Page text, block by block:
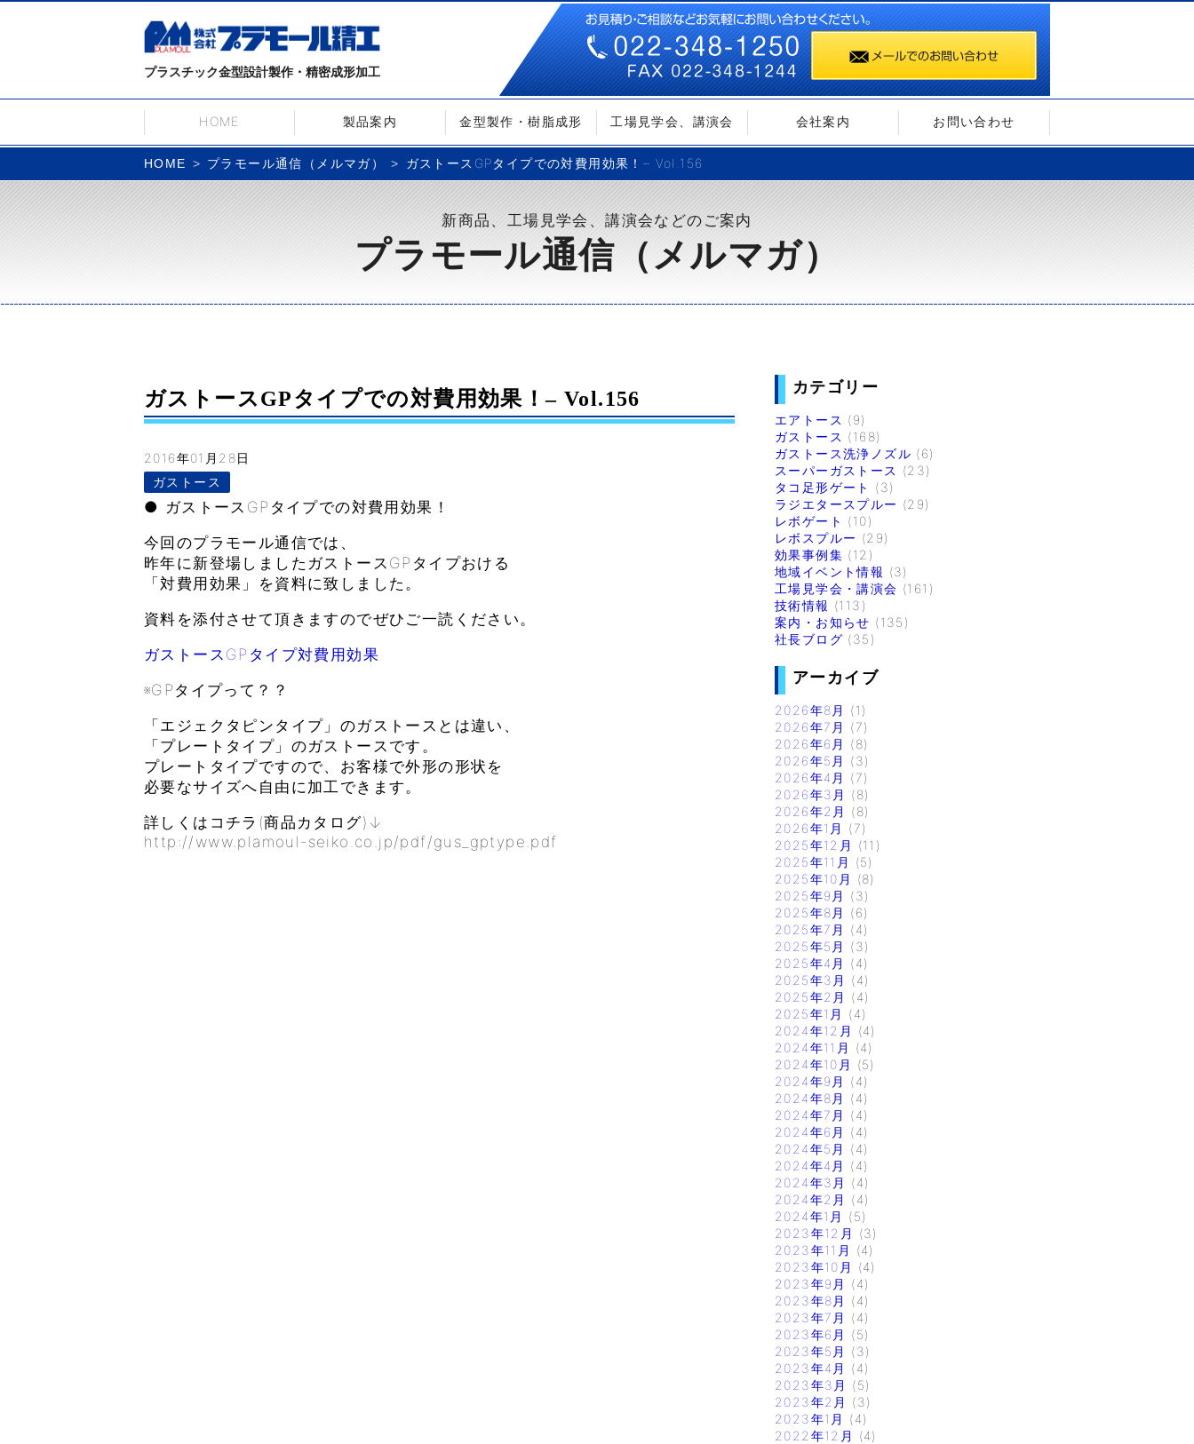
プラスチック金型設計製作・精密成形加工
HOME 製品案内 金型製作・樹脂成形 工場見学会、講演会 会社案内 お問い合わせ
HOME プラモール通信（メルマガ） ガストースGPタイプでの対費用効果！– Vol.156
新商品、工場見学会、講演会などのご案内
プラモール通信（メルマガ）
ガストースGPタイプでの対費用効果！– Vol.156
2016年01月28日
ガストース
● ガストースGPタイプでの対費用効果！
今回のプラモール通信では、
昨年に新登場しましたガストースGPタイプおける
「対費用効果」を資料に致しました。
資料を添付させて頂きますのでぜひご一読ください。
ガストースGPタイプ対費用効果
※GPタイプって？？
「エジェクタピンタイプ」のガストースとは違い、
「プレートタイプ」のガストースです。
プレートタイプですので、お客様で外形の形状を
必要なサイズへ自由に加工できます。
詳しくはコチラ(商品カタログ)↓
http://www.plamoul-seiko.co.jp/pdf/gus_gptype.pdf
カテゴリー
エアトース (9)
ガストース (168)
ガストース洗浄ノズル (6)
スーパーガストース (23)
タコ足形ゲート
(3)
ラジエタースプルー (29)
レボゲート (10)
レボスプルー (29)
効果事例集 (12)
地域イベント情報 (3)
工場見学会・講演会 (161)
技術情報 (113)
案内・お知らせ (135)
社長ブログ (35)
アーカイブ
2026年8月
(1)
2026年7月
(7)
2026年6月
(8)
2026年5月
(3)
2026年4月
(7)
2026年3月
(8)
2026年2月
(8)
2026年1月
(7)
2025年12月
(11)
2025年11月
(5)
2025年10月
(8)
2025年9月
(3)
2025年8月
(6)
2025年7月
(4)
2025年5月
(3)
2025年4月
(4)
2025年3月
(4)
2025年2月
(4)
2025年1月
(4)
2024年12月
(4)
2024年11月
(4)
2024年10月
(5)
2024年9月
(4)
2024年8月
(4)
2024年7月
(4)
2024年6月
(4)
2024年5月
(4)
2024年4月
(4)
2024年3月
(4)
2024年2月
(4)
2024年1月
(5)
2023年12月
(3)
2023年11月
(4)
2023年10月
(4)
2023年9月
(4)
2023年8月
(4)
2023年7月
(4)
2023年6月
(5)
2023年5月
(3)
2023年4月
(4)
2023年3月
(5)
2023年2月
(3)
2023年1月
(4)
2022年12月
(4)